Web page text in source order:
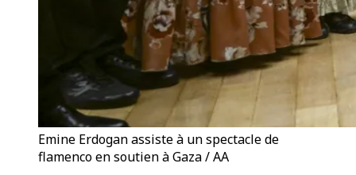
Emine Erdogan assiste à un spectacle de
flamenco en soutien à Gaza / AA